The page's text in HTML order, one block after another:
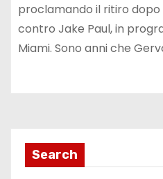
proclamando il ritiro dopo
contro Jake Paul, in
Miami. Sono anni che
Search